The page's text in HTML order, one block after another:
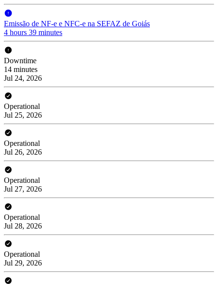
Emissão de NF-e e NFC-e na SEFAZ de Goiás
4 hours 39 minutes
Downtime
14 minutes
Jul 24, 2026
Operational
Jul 25, 2026
Operational
Jul 26, 2026
Operational
Jul 27, 2026
Operational
Jul 28, 2026
Operational
Jul 29, 2026